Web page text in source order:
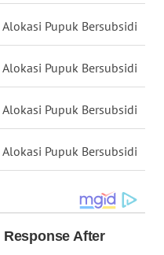
Pupuk Bersubsidi
Pupuk Bersubsidi
Pupuk Bersubsidi
Pupuk Bersubsidi